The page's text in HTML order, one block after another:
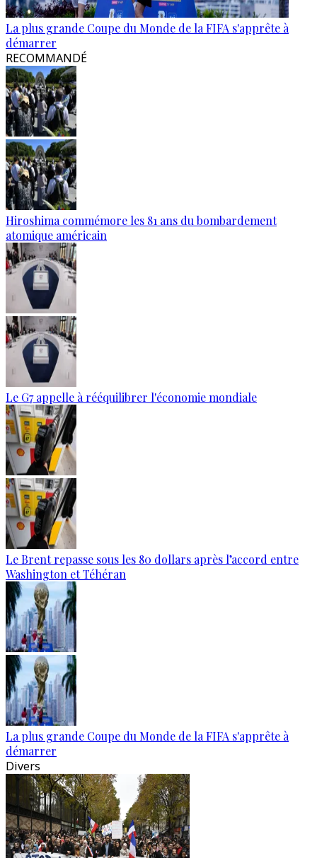
La plus grande Coupe du Monde de la FIFA s'apprête à
démarrer
RECOMMANDÉ
Hiroshima commémore les 81 ans du bombardement
atomique américain
Le G7 appelle à rééquilibrer l'économie mondiale
Le Brent repasse sous les 80 dollars après l’accord entre
Washington et Téhéran
La plus grande Coupe du Monde de la FIFA s'apprête à
démarrer
Divers